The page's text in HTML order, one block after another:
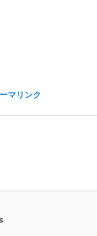
マリンク